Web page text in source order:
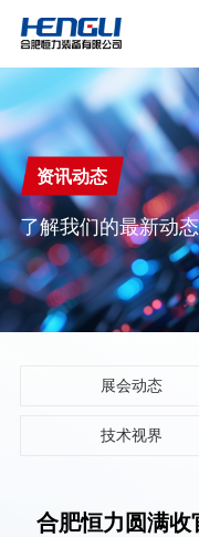
资讯动态
了解我们的最新动态
展会动态
技术视界
合肥恒力圆满收